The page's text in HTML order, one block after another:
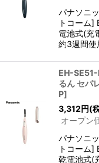
パナソニ
トコーム]
電池式(充
約3週間
EH-
るん セパ
P]
3,312円(
オープン
パナソニ
トコーム]
乾電池式(